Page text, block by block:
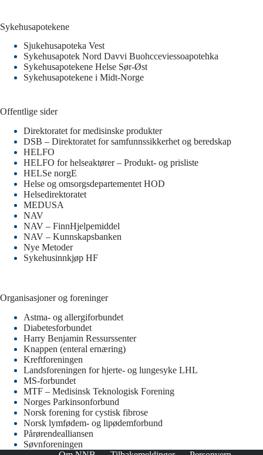
Sykehusapotekene
Sjukehusapoteka Vest
Sykehusapotek Nord Davvi Buohcceviessoapotehka
Sykehusapotekene Helse Sør-Øst
Sykehusapotekene i Midt-Norge
Offentlige sider
Direktoratet for medisinske produkter
DSB – Direktoratet for samfunnssikkerhet og beredskap
HELFO
HELFO for helseaktører – Produkt- og prisliste
HELSe norgE
Helse og omsorgsdepartementet HOD
Helsedirektoratet
MEDUSA
NAV
NAV – FinnHjelpemiddel
NAV – Kunnskapsbanken
Nye Metoder
Sykehusinnkjøp HF
Organisasjoner og foreninger
Astma- og allergiforbundet
Diabetesforbundet
Harry Benjamin Ressurssenter
Knappen (enteral ernæring)
Kreftforeningen
Landsforeningen for hjerte- og lungesyke LHL
MS-forbundet
MTF – Medisinsk Teknologisk Forening
Norges Parkinsonforbund
Norsk forening for cystisk fibrose
Norsk lymfødem- og lipødemforbund
Pårørendealliansen
Søvnforeningen